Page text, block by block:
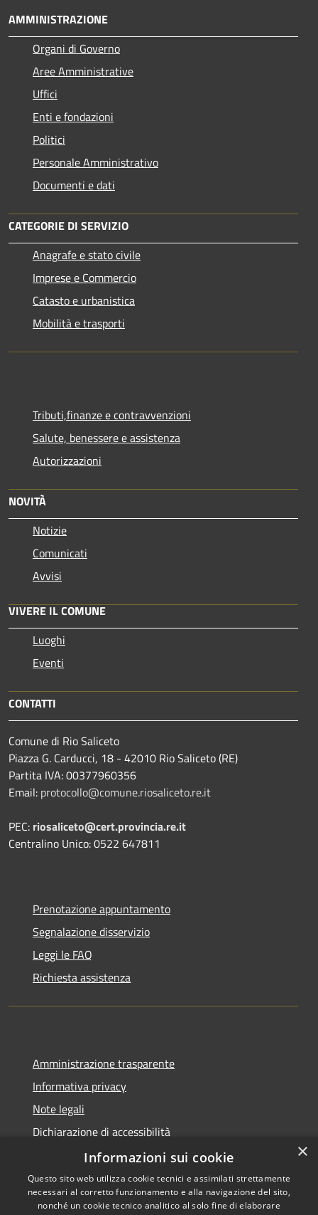
AMMINISTRAZIONE
Organi di Governo
Aree Amministrative
Uffici
Enti e fondazioni
Politici
Personale Amministrativo
Documenti e dati
CATEGORIE DI SERVIZIO
Anagrafe e stato civile
Imprese e Commercio
Catasto e urbanistica
Mobilità e trasporti
Tributi,finanze e contravvenzioni
Salute, benessere e assistenza
Autorizzazioni
NOVITÀ
Notizie
Comunicati
Avvisi
VIVERE IL COMUNE
Luoghi
Eventi
CONTATTI
Comune di Rio Saliceto
Piazza G. Carducci, 18 - 42010 Rio Saliceto (RE)
Partita IVA: 00377960356
Email: protocollo@comune.riosaliceto.re.it
PEC: riosaliceto@cert.provincia.re.it
Centralino Unico: 0522 647811
Prenotazione appuntamento
Segnalazione disservizio
Leggi le FAQ
Richiesta assistenza
Amministrazione trasparente
Informativa privacy
Note legali
Dichiarazione di accessibilità
Copyright © 2026 • Comune di
×
Informazioni sui cookie
Questo sito web utilizza cookie tecnici e assimilati strettamente
necessari al corretto funzionamento e alla navigazione del sito,
nonché un cookie tecnico analitico al solo fine di elaborare